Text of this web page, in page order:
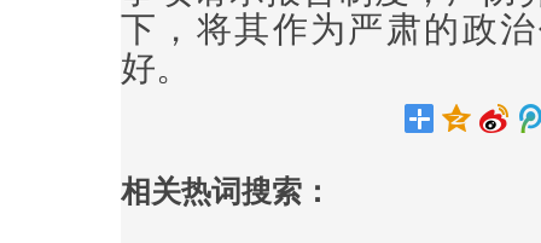
下，将其作为严肃的政
好。
相关热词搜索：